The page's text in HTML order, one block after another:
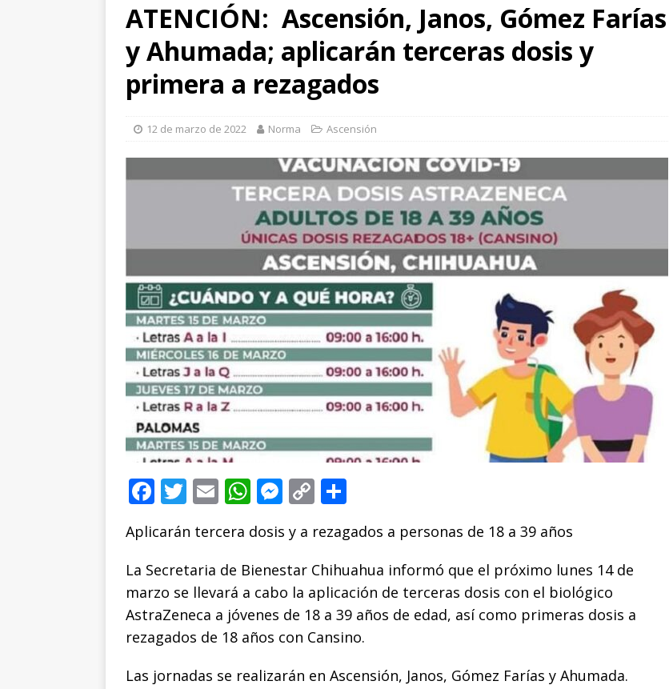
[ 7 de agosto de 2026 ] Invirtió Edith Escárcega casi 300 mil pesos en equipar alumnos de
Nuevo Casas Grandes
NUEVO CASAS GRANDES
[ 7 de agosto de 2026 ]
NUEVO CASAS GRANDES
[ 7 de agosto de 2026 ] Han vacunado en Nuevo Casas Grandes a más de mil mascotas
ATENCIÓN: Ascensión, Janos, Gómez Farías
y Ahumada; aplicarán terceras dosis y
primera a rezagados
12 de marzo de 2022 Norma Ascensión
F
c
e
b
o
o
k
T
it
te
r
E
ai
l
W
h
at
s
A
p
p
M
ss
e
n
g
e
r
C
p
y
Li
n
k
m
p
ar
ti
r
Aplicarán tercera dosis y a rezagados a personas de 18 a 39 años
La Secretaria de Bienestar Chihuahua informó que el próximo lunes 14 de
marzo se llevará a cabo la aplicación de terceras dosis con el biológico
AstraZeneca a jóvenes de 18 a 39 años de edad, así como primeras dosis a
rezagados de 18 años con Cansino.
Las jornadas se realizarán en Ascensión, Janos, Gómez Farías y Ahumada.